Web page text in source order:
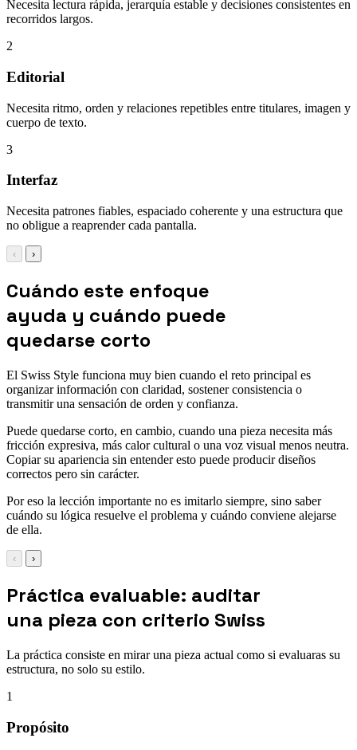
Necesita lectura rápida, jerarquía estable y decisiones consistentes en
recorridos largos.
2
Editorial
Necesita ritmo, orden y relaciones repetibles entre titulares, imagen y
cuerpo de texto.
3
Interfaz
Necesita patrones fiables, espaciado coherente y una estructura que
no obligue a reaprender cada pantalla.
‹ ›
Cuándo este enfoque
ayuda y cuándo puede
quedarse corto
El Swiss Style funciona muy bien cuando el reto principal es
organizar información con claridad, sostener consistencia o
transmitir una sensación de orden y confianza.
Puede quedarse corto, en cambio, cuando una pieza necesita más
fricción expresiva, más calor cultural o una voz visual menos neutra.
Copiar su apariencia sin entender esto puede producir diseños
correctos pero sin carácter.
Por eso la lección importante no es imitarlo siempre, sino saber
cuándo su lógica resuelve el problema y cuándo conviene alejarse
de ella.
‹ ›
Práctica evaluable: auditar
una pieza con criterio Swiss
La práctica consiste en mirar una pieza actual como si evaluaras su
estructura, no solo su estilo.
1
Propósito